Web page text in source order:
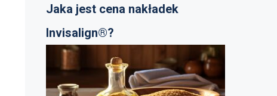
Jaka jest cena nakładek
Invisalign®?